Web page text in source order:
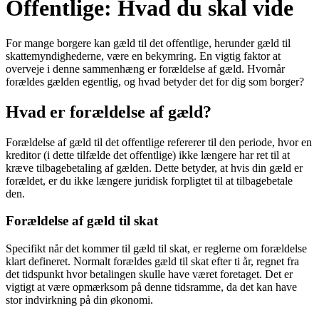
Offentlige: Hvad du skal vide
For mange borgere kan gæld til det offentlige, herunder gæld til
skattemyndighederne, være en bekymring. En vigtig faktor at
overveje i denne sammenhæng er forældelse af gæld. Hvornår
forældes gælden egentlig, og hvad betyder det for dig som borger?
Hvad er forældelse af gæld?
Forældelse af gæld til det offentlige refererer til den periode, hvor en
kreditor (i dette tilfælde det offentlige) ikke længere har ret til at
kræve tilbagebetaling af gælden. Dette betyder, at hvis din gæld er
forældet, er du ikke længere juridisk forpligtet til at tilbagebetale
den.
Forældelse af gæld til skat
Specifikt når det kommer til gæld til skat, er reglerne om forældelse
klart defineret. Normalt forældes gæld til skat efter ti år, regnet fra
det tidspunkt hvor betalingen skulle have været foretaget. Det er
vigtigt at være opmærksom på denne tidsramme, da det kan have
stor indvirkning på din økonomi.